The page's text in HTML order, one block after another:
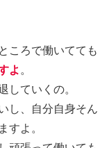
ころで働いてても
よ。
ていくの。
し、自分自身そん
よ。